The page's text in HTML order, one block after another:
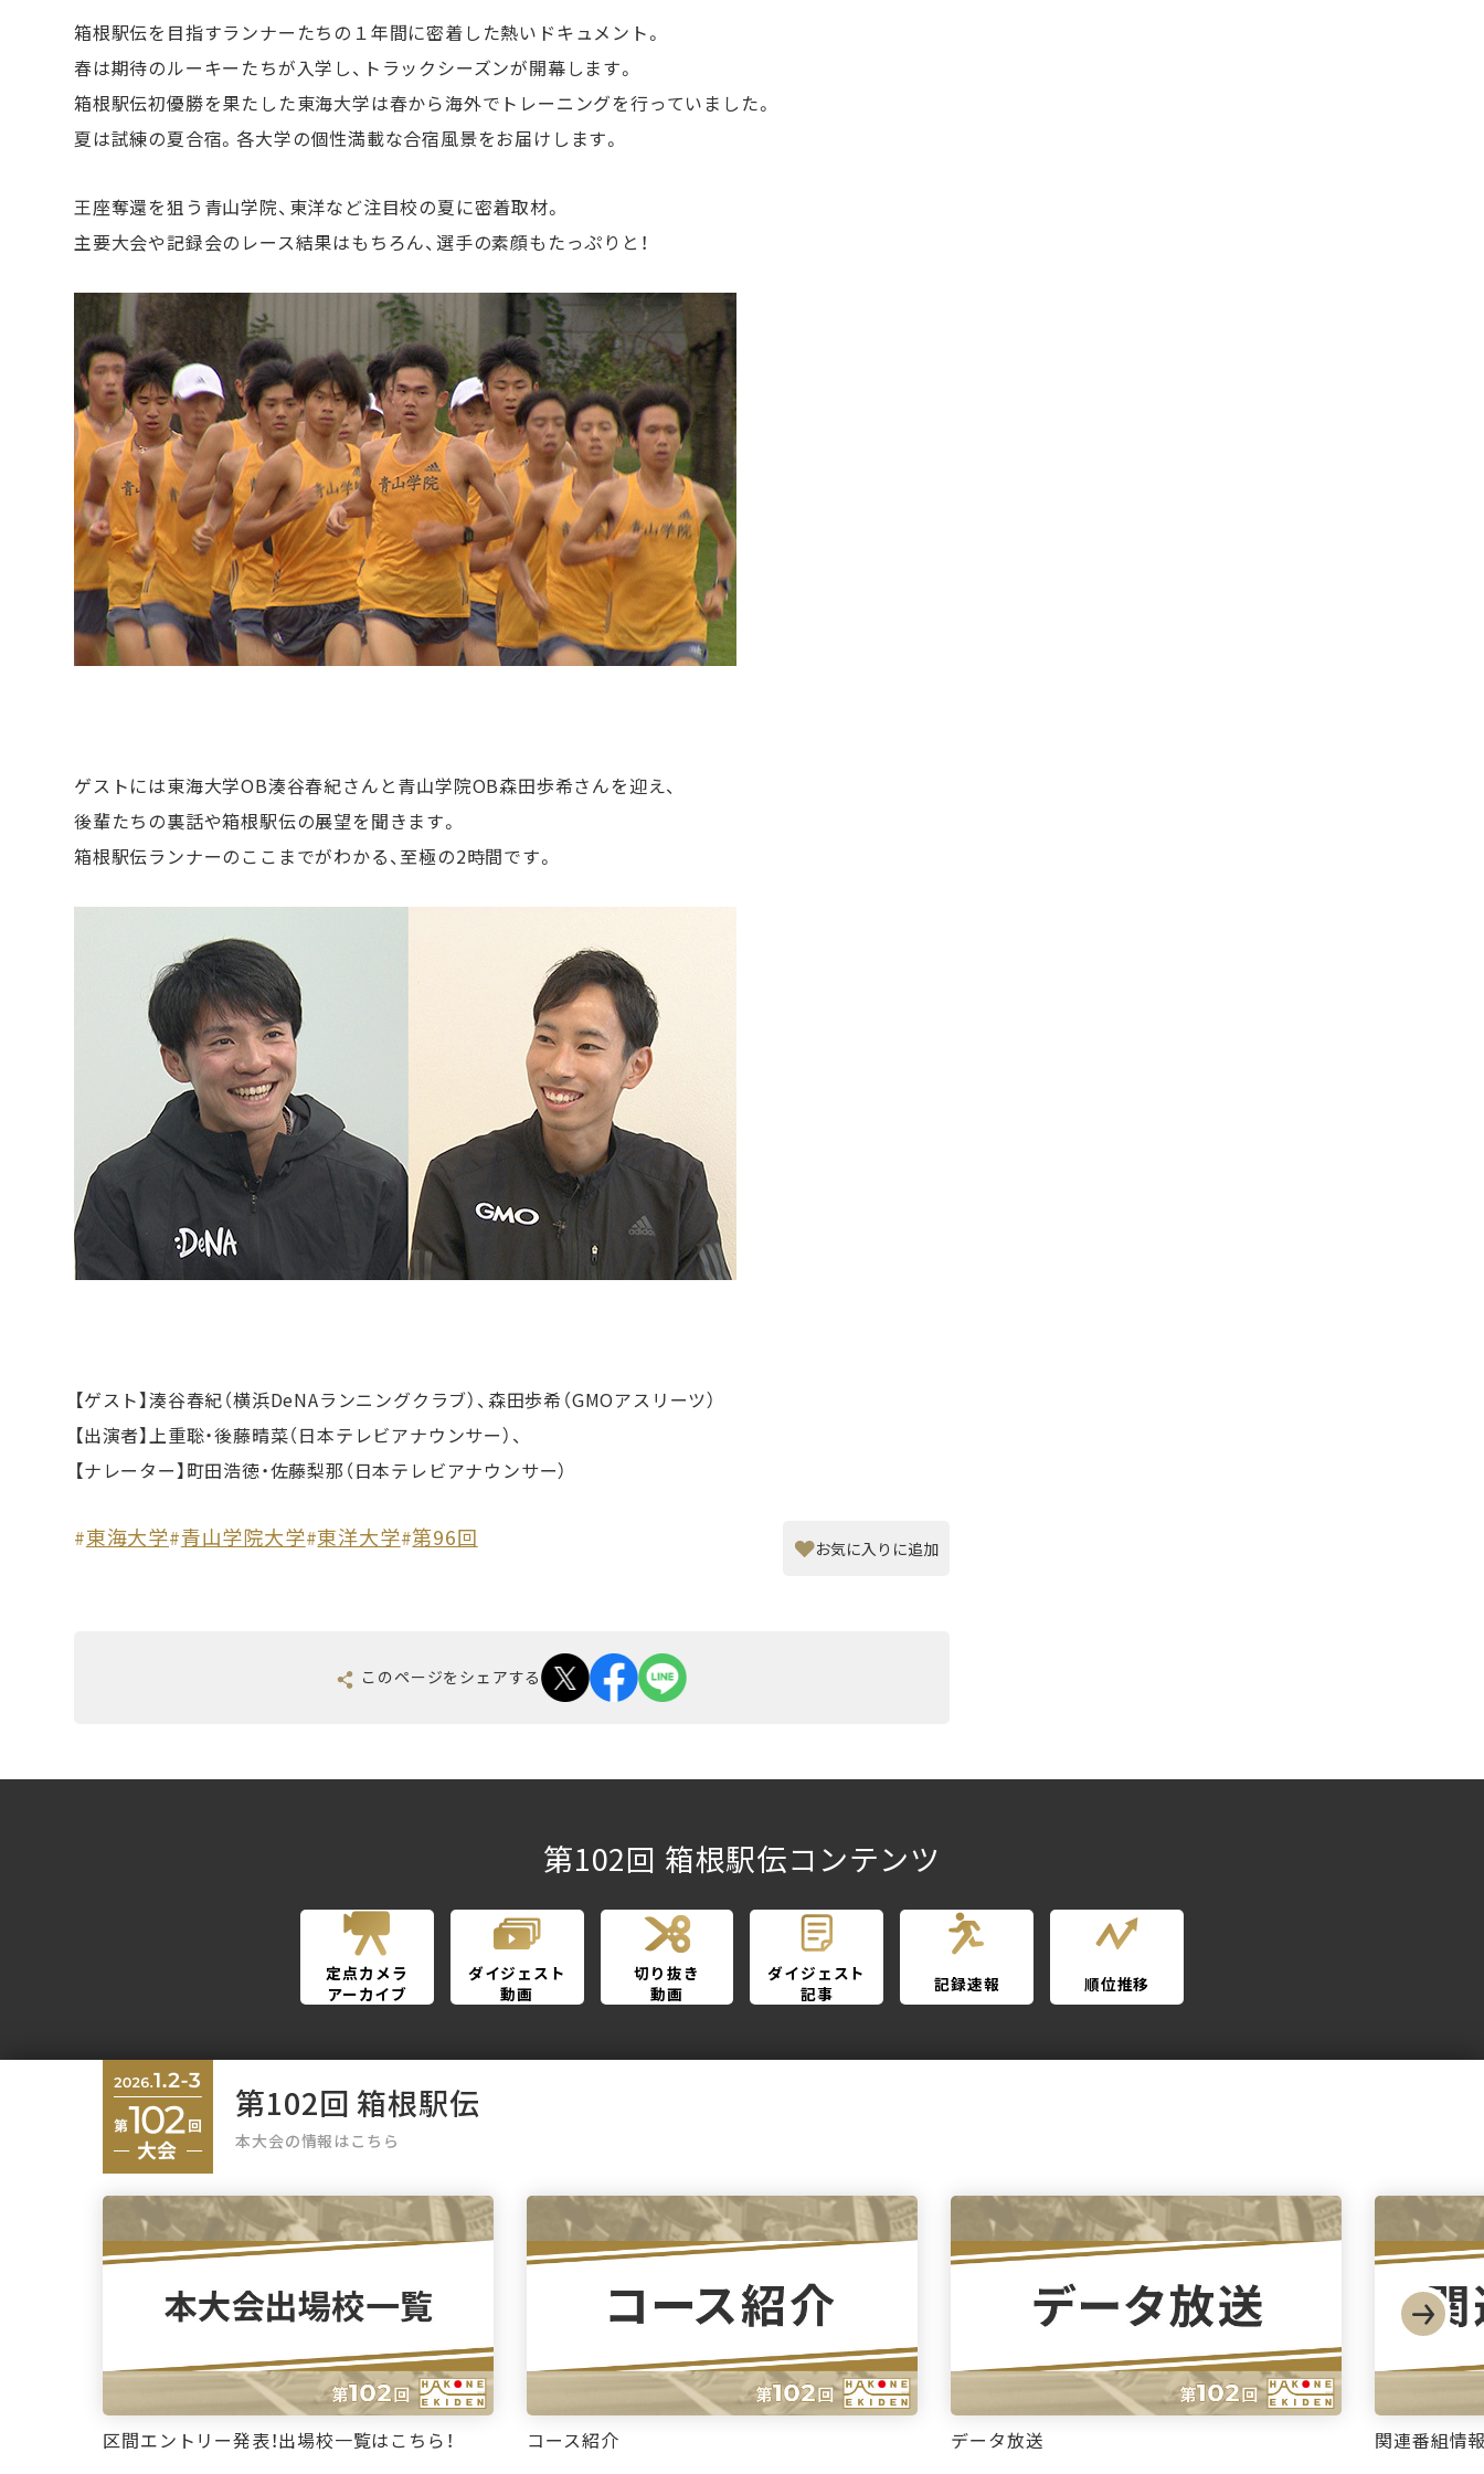
箱根駅伝を目指すランナーたちの１年間に密着した熱いドキュメント。
春は期待のルーキーたちが入学し、トラックシーズンが開幕します。
箱根駅伝初優勝を果たした東海大学は春から海外でトレーニングを行っていました。
夏は試練の夏合宿。各大学の個性満載な合宿風景をお届けします。
王座奪還を狙う青山学院、東洋など注目校の夏に密着取材。
主要大会や記録会のレース結果はもちろん、選手の素顔もたっぷりと！
ゲストには東海大学OB湊谷春紀さんと青山学院OB森田歩希さんを迎え、
後輩たちの裏話や箱根駅伝の展望を聞きます。
箱根駅伝ランナーのここまでがわかる、至極の2時間です。
【ゲスト】湊谷春紀（横浜DeNAランニングクラブ）、森田歩希（GMOアスリーツ）
【出演者】上重聡・後藤晴菜（日本テレビアナウンサー）、
【ナレーター】町田浩徳・佐藤梨那（日本テレビアナウンサー）
#東海大学#青山学院大学#東洋大学#第96回 お気に入りに追加
このページをシェアする
第102回 箱根駅伝コンテンツ
定点カメラ
アーカイブ
ダイジェスト
動画
切り抜き
動画
ダイジェスト
記事
記録速報 順位推移
第102回 箱根駅伝
本大会の情報はこちら
区間エントリー発表！出場校一覧はこちら！ コース紹介 データ放送 関連番組情